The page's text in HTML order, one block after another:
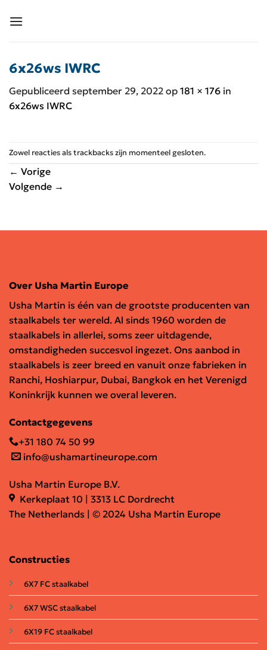
naar
6x26ws IWRC
Gepubliceerd september 29, 2022 op 181 × 176 in
6x26ws IWRC
Zowel reacties als trackbacks zijn momenteel gesloten.
← Vorige
Volgende →
Over Usha Martin Europe
Usha Martin is één van de grootste producenten van
staalkabels ter wereld. Al sinds 1960 worden de
staalkabels in allerlei, soms zeer uitdagende,
omstandigheden succesvol ingezet. Ons aanbod in
staalkabels is zeer breed en vanuit onze fabrieken in
Ranchi, Hoshiarpur, Dubai, Bangkok en het Verenigd
Koninkrijk kunnen we overal leveren.
Contactgegevens
+31 180 74 50 99
info@ushamartineurope.com
Usha Martin Europe B.V.
Kerkeplaat 10 | 3313 LC Dordrecht
The Netherlands | © 2024 Usha Martin Europe
Constructies
6X7 FC staalkabel
6X7 WSC staalkabel
6X19 FC staalkabel